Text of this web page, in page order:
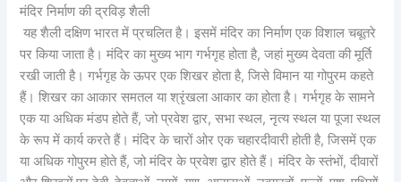
मंदिर निर्माण की द्रविड़ शैली
यह शैली दक्षिण भारत में प्रचलित है। इसमें मंदिर का निर्माण एक विशाल चबूतरे
पर किया जाता है। मंदिर का मुख्य भाग गर्भगृह होता है, जहां मुख्य देवता की मूर्ति
रखी जाती है। गर्भगृह के ऊपर एक शिखर होता है, जिसे विमान या गोपुरम कहते
हैं। शिखर का आकार समतल या श्रृंखला आकार का होता है। गर्भगृह के सामने
एक या अधिक मंडप होते हैं, जो प्रवेश द्वार, सभा स्थल, नृत्य स्थल या पूजा स्थल
के रूप में कार्य करते हैं। मंदिर के चारों ओर एक चहारदीवारी होती है, जिसमें एक
या अधिक गोपुरम होते हैं, जो मंदिर के प्रवेश द्वार होते हैं। मंदिर के स्तंभों, दीवारों